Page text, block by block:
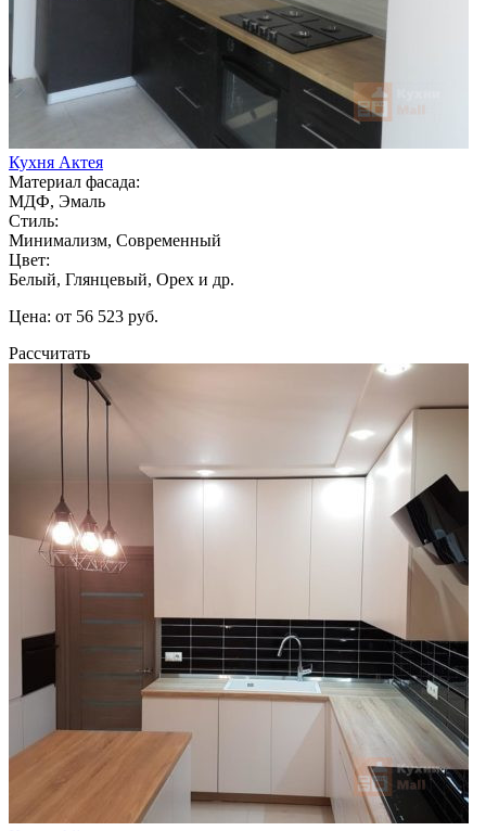
Кухня Актея
Материал фасада:
МДФ, Эмаль
Стиль:
Минимализм, Современный
Цвет:
Белый, Глянцевый, Орех и др.
Цена: от 56 523 руб.
Рассчитать